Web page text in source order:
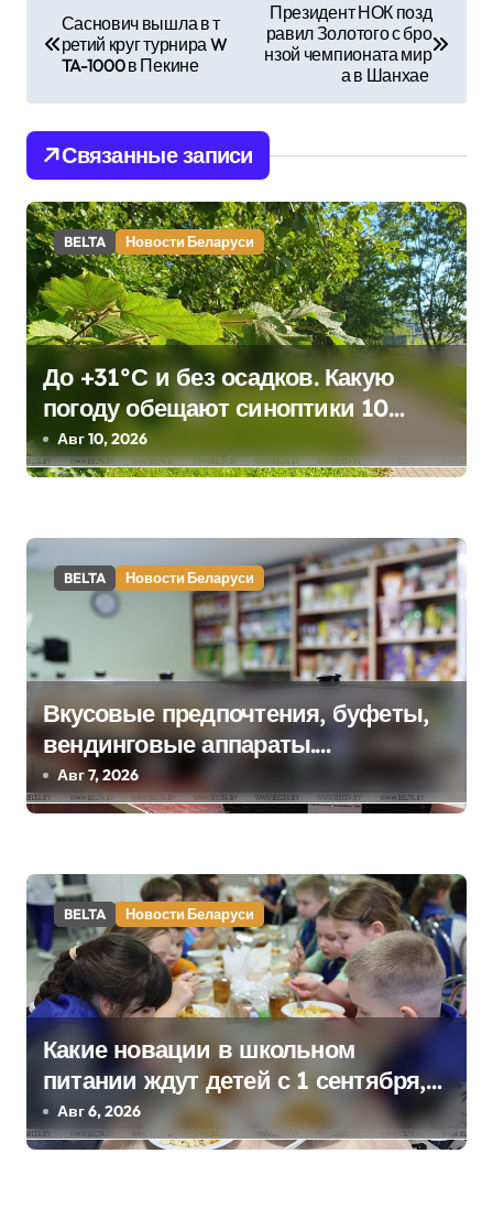
в
и
г
а
ц
и
я
п
о
а
и
с
я
м
Саснович вышла в т
ретий круг турнира W
TA-1000 в Пекине
Президент НОК позд
равил Золотого с бро
нзой чемпионата мир
а в Шанхае
Связанные записи
BELTA Новости Беларуси
До +31°С и без осадков. Какую
погоду обещают синоптики 10
августа
Авг 10, 2026
BELTA Новости Беларуси
Вкусовые предпочтения, буфеты,
вендинговые аппараты.
Минобразования об изменениях в
школьном питании
Авг 7, 2026
BELTA Новости Беларуси
Какие новации в школьном
питании ждут детей с 1 сентября,
рассказали в правительстве
Авг 6, 2026